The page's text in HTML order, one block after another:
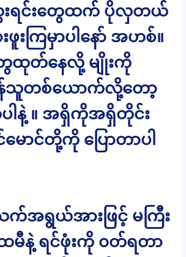
ရင်းတွေထက် ပိုလှတယ်
းကြမှာပါနော် အဟစ်။
ေထုတ်နေလို့ မျိုးကို
သူတစ်ယောက်လို့တော့
နဲ့ ။ အရှိကိုအရှိတိုင်း
ောင်တို့ကို ပြောတာပါ
အရွယ်အားဖြင့် မကြီး
မီနဲ့ ရင်ဖုံးကို ၀တ်ရတာ